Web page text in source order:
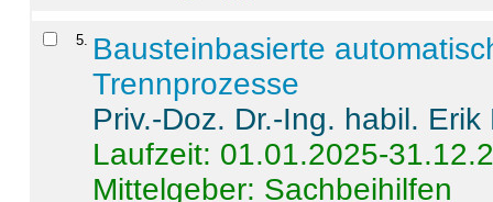
5
Bausteinbasierte
Trennprozesse
Priv.-Doz. Dr.-Ing. habil. Erik
Laufzeit: 01.01.2025-
Mittelgeber: Sachbeihilfen